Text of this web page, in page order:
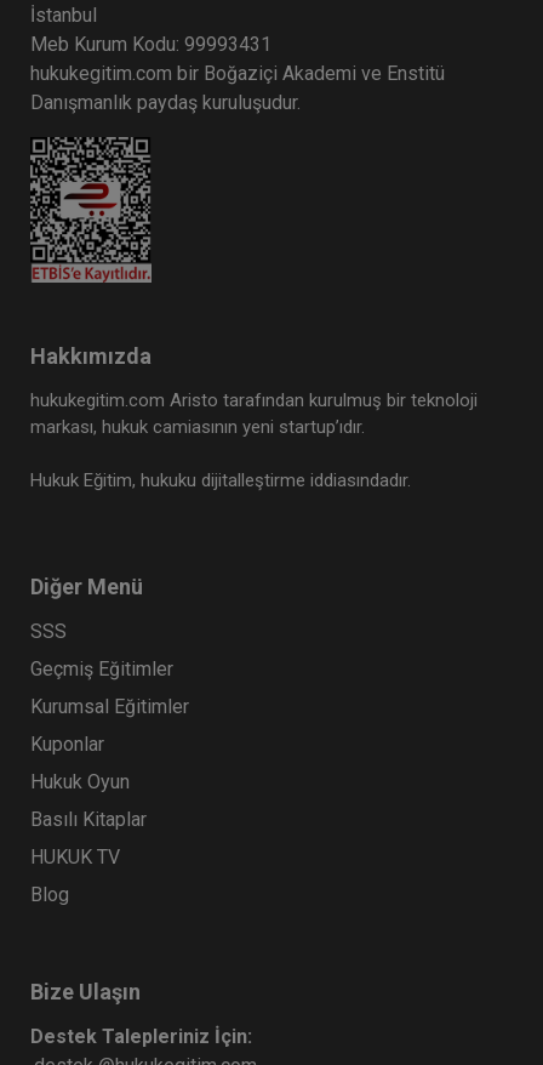
İstanbul
Meb Kurum Kodu: 99993431
hukukegitim.com bir Boğaziçi Akademi ve Enstitü
Danışmanlık paydaş kuruluşudur.
Hakkımızda
hukukegitim.com Aristo tarafından kurulmuş bir teknoloji
markası, hukuk camiasının yeni startup’ıdır.
Hukuk Eğitim, hukuku dijitalleştirme iddiasındadır.
Diğer Menü
SSS
Geçmiş Eğitimler
Kurumsal Eğitimler
Kuponlar
Hukuk Oyun
Basılı Kitaplar
HUKUK TV
Blog
Bize Ulaşın
Destek Talepleriniz İçin: